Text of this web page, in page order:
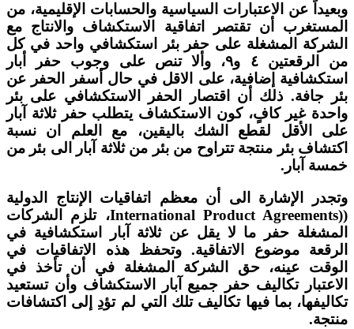
وبعيداً عن الاعتبارات السياسية والحسابات الإقليمية، من
المستغرب أن تقتصر اتفاقية الاستكشاف والانتاج مع
الشركة المشغلة على حفر بئر استكشافي واحد في كل
من الرقعتين ٤ و٩، وألا تنص على وجوب حفر أبار
استكشافية إضافية، على الاقل في حال أسفر الحفر عن
بئر جافة. ذلك أن اقتصار الحفر الاستكشافي على بئر
واحدة غير كافٍ، كون الاستكشاف يتطلب حفر ثلاثة آبار
على الأقل لقطع الشك باليقين، مع العلم ان نسبة
اكتشاف بئر منتجة تتراوح من بئر من ثلاثة آبار الى بئر من
خمسة آبار.
وتجدر الإشارة الى أن معظم اتفاقيات الإنتاج الدولية
((International Product Agreements، تلزم الشركات
المشغلة حفر ما لا يقل عن ثلاثة آبار استكشافية في
الرقعة موضوع الاتفاقية. وتحفظ هذه الاتفاقيات في
الوقت عينه، حق الشركة المشغلة في أن تأخذ في
الاعتبار تكاليف حفر جميع آبار الاستكشاف وأن تستعيد
تكاليفها، بما فيها تكاليف تلك التي لم تؤدِ إلى اكتشافات
منتجة.